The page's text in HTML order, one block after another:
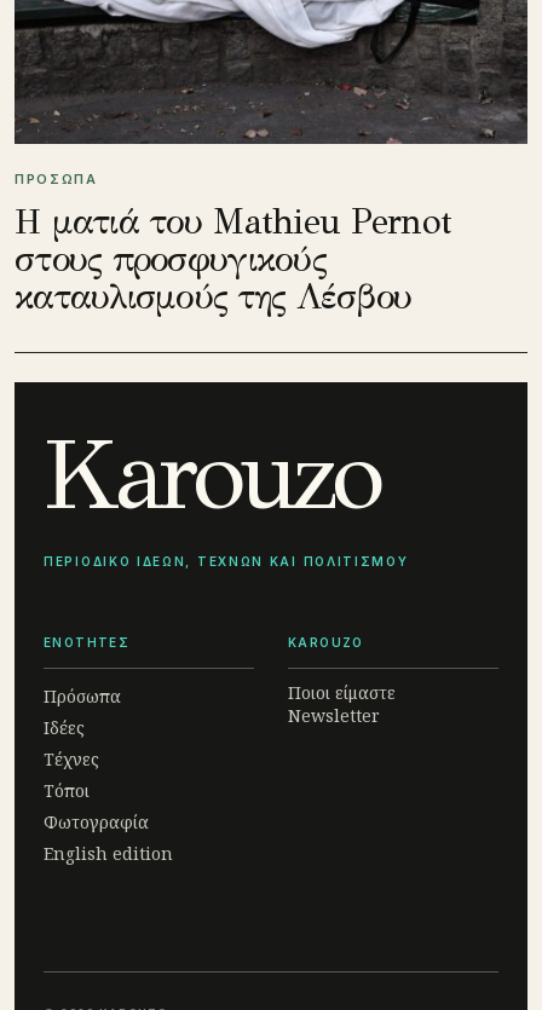
ΠΡΟΣΩΠΑ
Η ματιά του Mathieu Pernot
στους προσφυγικούς
καταυλισμούς της Λέσβου
Karouzo
ΠΕΡΙΟΔΙΚΟ ΙΔΕΩΝ, ΤΕΧΝΩΝ ΚΑΙ ΠΟΛΙΤΙΣΜΟΥ
ΕΝΟΤΗΤΕΣ
Πρόσωπα
Ιδέες
Τέχνες
Τόποι
Φωτογραφία
English edition
KAROUZO
Ποιοι είμαστε
Newsletter